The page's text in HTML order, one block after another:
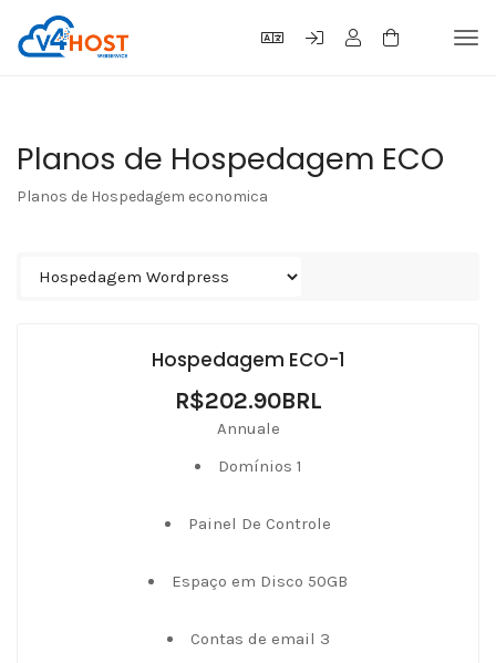
Planos de Hospedagem ECO
Planos de Hospedagem economica
Hospedagem ECO-1
R$202.90BRL
Annuale
Domínios 1
Painel De Controle
Espaço em Disco 50GB
Contas de email 3